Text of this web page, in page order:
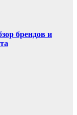
брендов и